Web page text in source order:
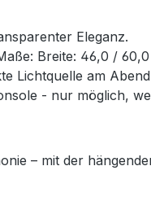
Eleganz.
Breite: 46,0 /
Lichtquelle am
- nur möglich,
– mit der